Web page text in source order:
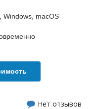
Windows, macOS
Нет отзывов